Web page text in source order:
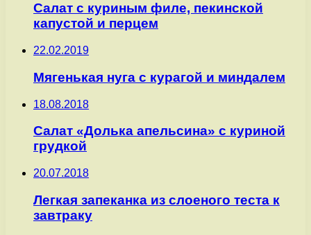
Салат с куриным филе, пекинской
капустой и перцем
22.02.2019
Мягенькая нуга с курагой и миндалем
18.08.2018
Салат «Долька апельсина» с куриной
грудкой
20.07.2018
Легкая запеканка из слоеного теста к
завтраку